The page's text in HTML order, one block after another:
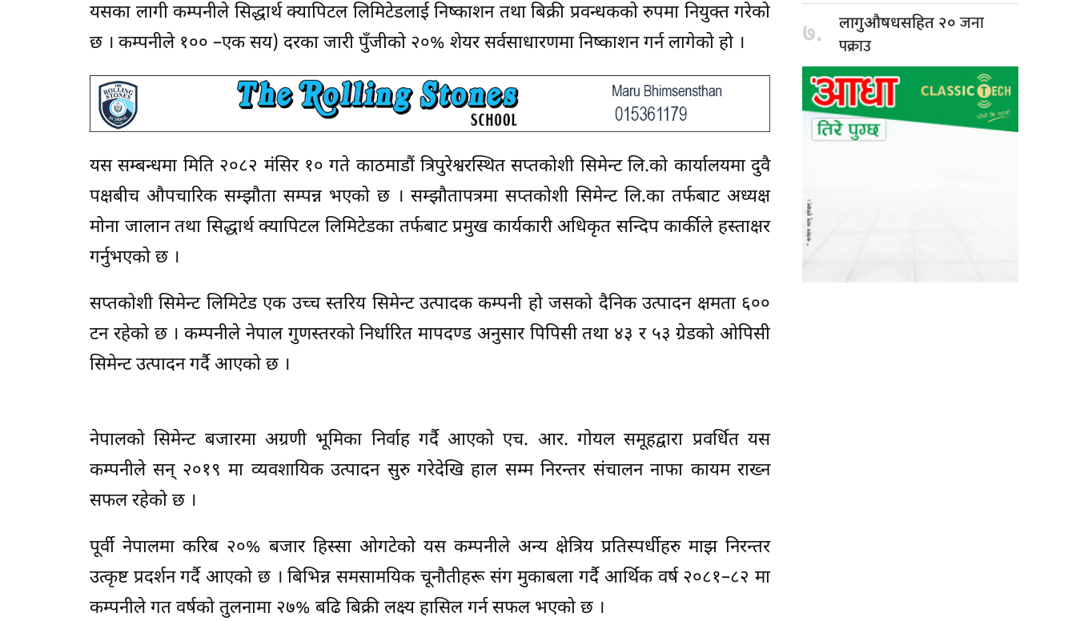
यसका लागी कम्पनीले सिद्धार्थ क्यापिटल लिमिटेडलाई निष्काशन तथा बिक्री प्रवन्धकको रुपमा नियुक्त गरेको
छ । कम्पनीले १०० –एक सय) दरका जारी पुँजीको २०% शेयर सर्वसाधारणमा निष्काशन गर्न लागेको हो ।
यस सम्बन्धमा मिति २०८२ मंसिर १० गते काठमाडौं त्रिपुरेश्वरस्थित सप्तकोशी सिमेन्ट लि.को कार्यालयमा दुवै
पक्षबीच औपचारिक सम्झौता सम्पन्न भएको छ । सम्झौतापत्रमा सप्तकोशी सिमेन्ट लि.का तर्फबाट अध्यक्ष
मोना जालान तथा सिद्धार्थ क्यापिटल लिमिटेडका तर्फबाट प्रमुख कार्यकारी अधिकृत सन्दिप कार्कीले हस्ताक्षर
गर्नुभएको छ ।
सप्तकोशी सिमेन्ट लिमिटेड एक उच्च स्तरिय सिमेन्ट उत्पादक कम्पनी हो जसको दैनिक उत्पादन क्षमता ६००
टन रहेको छ । कम्पनीले नेपाल गुणस्तरको निर्धारित मापदण्ड अनुसार पिपिसी तथा ४३ र ५३ ग्रेडको ओपिसी
सिमेन्ट उत्पादन गर्दै आएको छ ।
नेपालको सिमेन्ट बजारमा अग्रणी भूमिका निर्वाह गर्दै आएको एच. आर. गोयल समूहद्वारा प्रवर्धित यस
कम्पनीले सन् २०१९ मा व्यवशायिक उत्पादन सुरु गरेदेखि हाल सम्म निरन्तर संचालन नाफा कायम राख्न
सफल रहेको छ ।
पूर्वी नेपालमा करिब २०% बजार हिस्सा ओगटेको यस कम्पनीले अन्य क्षेत्रिय प्रतिस्पर्धीहरु माझ निरन्तर
उत्कृष्ट प्रदर्शन गर्दै आएको छ । बिभिन्न समसामयिक चूनौतीहरू संग मुकाबला गर्दै आर्थिक वर्ष २०८१–८२ मा
कम्पनीले गत वर्षको तुलनामा २७% बढि बिक्री लक्ष्य हासिल गर्न सफल भएको छ ।
७. लागुऔषधसहित २०जना
पक्राउ